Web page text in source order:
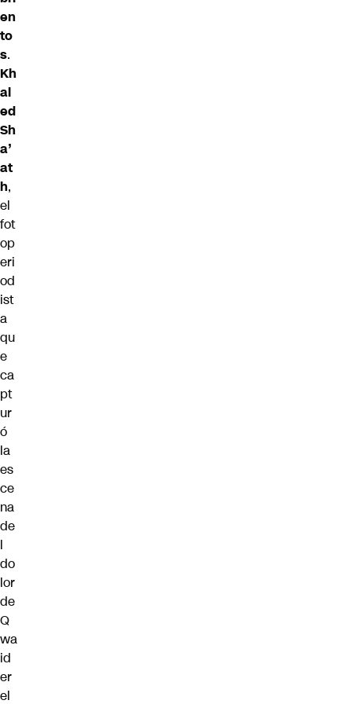
en
to
s.
Kh
al
ed
Sh
a’
at
h,
el
fot
op
eri
od
ist
a
qu
e
ca
pt
ur
ó
la
es
ce
na
de
l
do
lor
de
Q
wa
id
er
el